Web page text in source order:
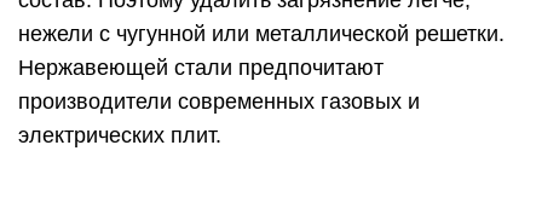
нежели с чугунной или металлической решетки.
Нержавеющей стали предпочитают
производители современных газовых и
электрических плит.